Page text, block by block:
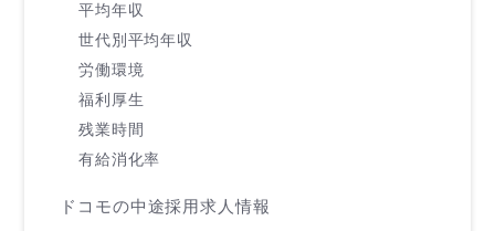
平均年収
世代別平均年収
労働環境
福利厚生
残業時間
有給消化率
ドコモの中途採用求人情報